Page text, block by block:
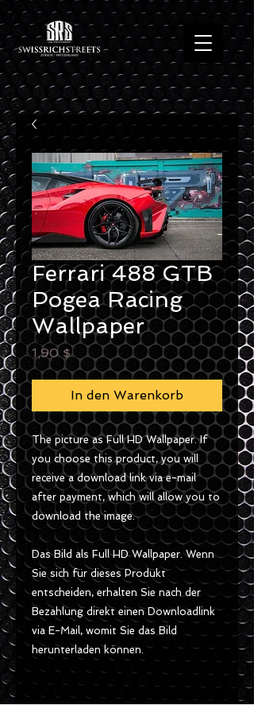
Ferrari 488 GTB
Pogea Racing
Wallpaper
1,90 $Preis
In den Warenkorb
The picture as Full HD Wallpaper. If
you choose this product, you will
receive a download link via e-mail
after payment, which will allow you to
download the image.
Das Bild als Full HD Wallpaper. Wenn
Sie sich für dieses Produkt
entscheiden, erhalten Sie nach der
Bezahlung direkt einen Downloadlink
via E-Mail, womit Sie das Bild
herunterladen können.